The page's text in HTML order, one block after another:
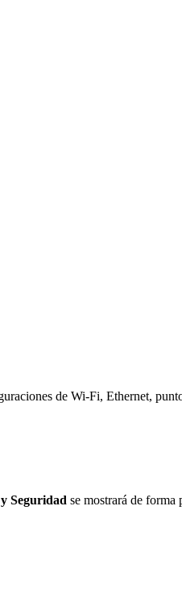
de Wi-Fi, Ethernet,
Seguridad se mostrará de forma